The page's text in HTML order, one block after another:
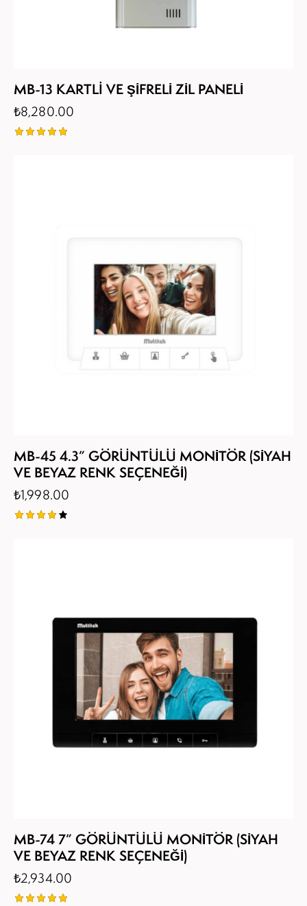
MB-13 KARTLI VE ŞİFRELİ ZİL PANELİ
₺8,280.00
MB-45 4.3” GÖRÜNTÜLÜ MONİTÖR (SİYAH
VE BEYAZ RENK SEÇENEĞİ)
₺1,998.00
MB-74 7” GÖRÜNTÜLÜ MONİTÖR (SİYAH
VE BEYAZ RENK SEÇENEĞİ)
₺2,934.00